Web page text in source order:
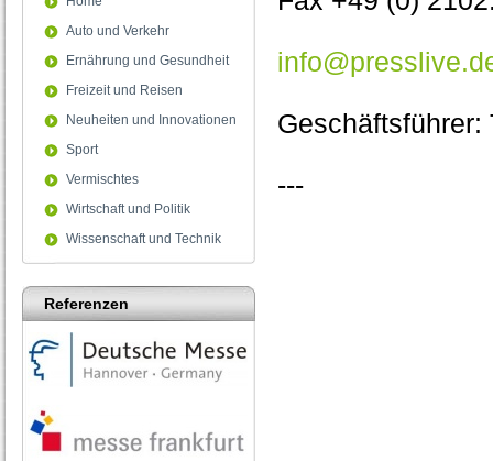
Auto und Verkehr
Ernährung und Gesundheit
Freizeit und Reisen
Neuheiten und Innovationen
Sport
Vermischtes
Wirtschaft und Politik
Wissenschaft und Technik
Referenzen
Geschäftsführer:
---